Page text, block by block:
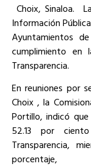
Choix, Sinaloa.
Información
Ayuntamientos
cumplimiento en
Transparencia.
En reuniones por
Choix , la
Portillo, indicó
52.13 por
Transparencia,
porcentaje,